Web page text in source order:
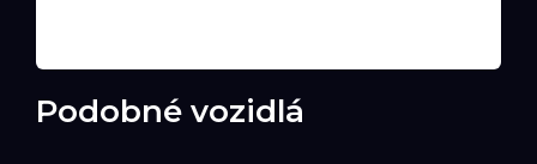
Podobné vozidlá